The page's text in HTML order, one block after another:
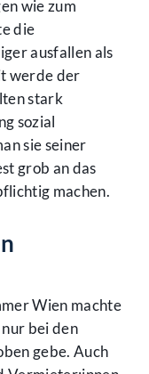
wie zum
die
ausfallen als
werde der
stark
sozial
sie seiner
grob an das
machen.
Wien machte
bei den
gebe. Auch